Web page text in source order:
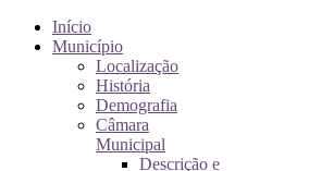
Início
Município
Localização
História
Demografia
Câmara
Municipal
Descrição e